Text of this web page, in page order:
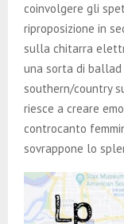
coinvolgere gli
riproposizione in
sulla chitarra
una sorta di
southern/country
riesce a creare
controcanto
sovrappone lo